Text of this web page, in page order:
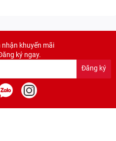
nhận khuyến mãi
ký ngay.
Đăng ký